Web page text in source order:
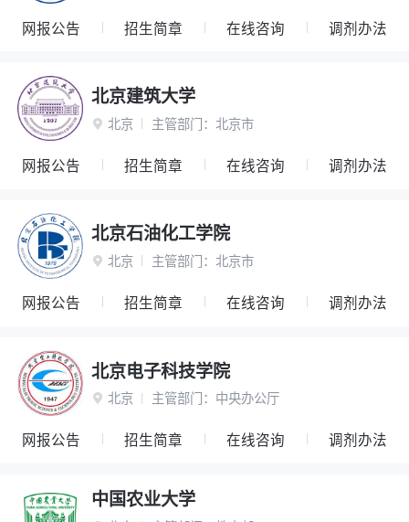
网报公告 招生简章 在线咨询 调剂办法
北京建筑大学
 北京 主管部门： 北京市
网报公告 招生简章 在线咨询 调剂办法
北京石油化工学院
 北京 主管部门： 北京市
网报公告 招生简章 在线咨询 调剂办法
北京电子科技学院
 北京 主管部门： 中央办公厅
网报公告 招生简章 在线咨询 调剂办法
中国农业大学